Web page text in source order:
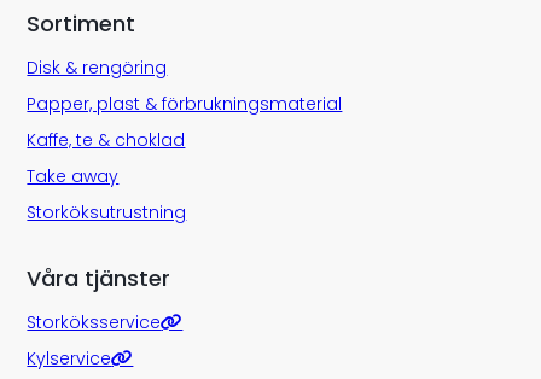
Sortiment
Disk & rengöring
Papper, plast & förbrukningsmaterial
Kaffe, te & choklad
Take away
Storköksutrustning
Våra tjänster
Storköksservice
Kylservice